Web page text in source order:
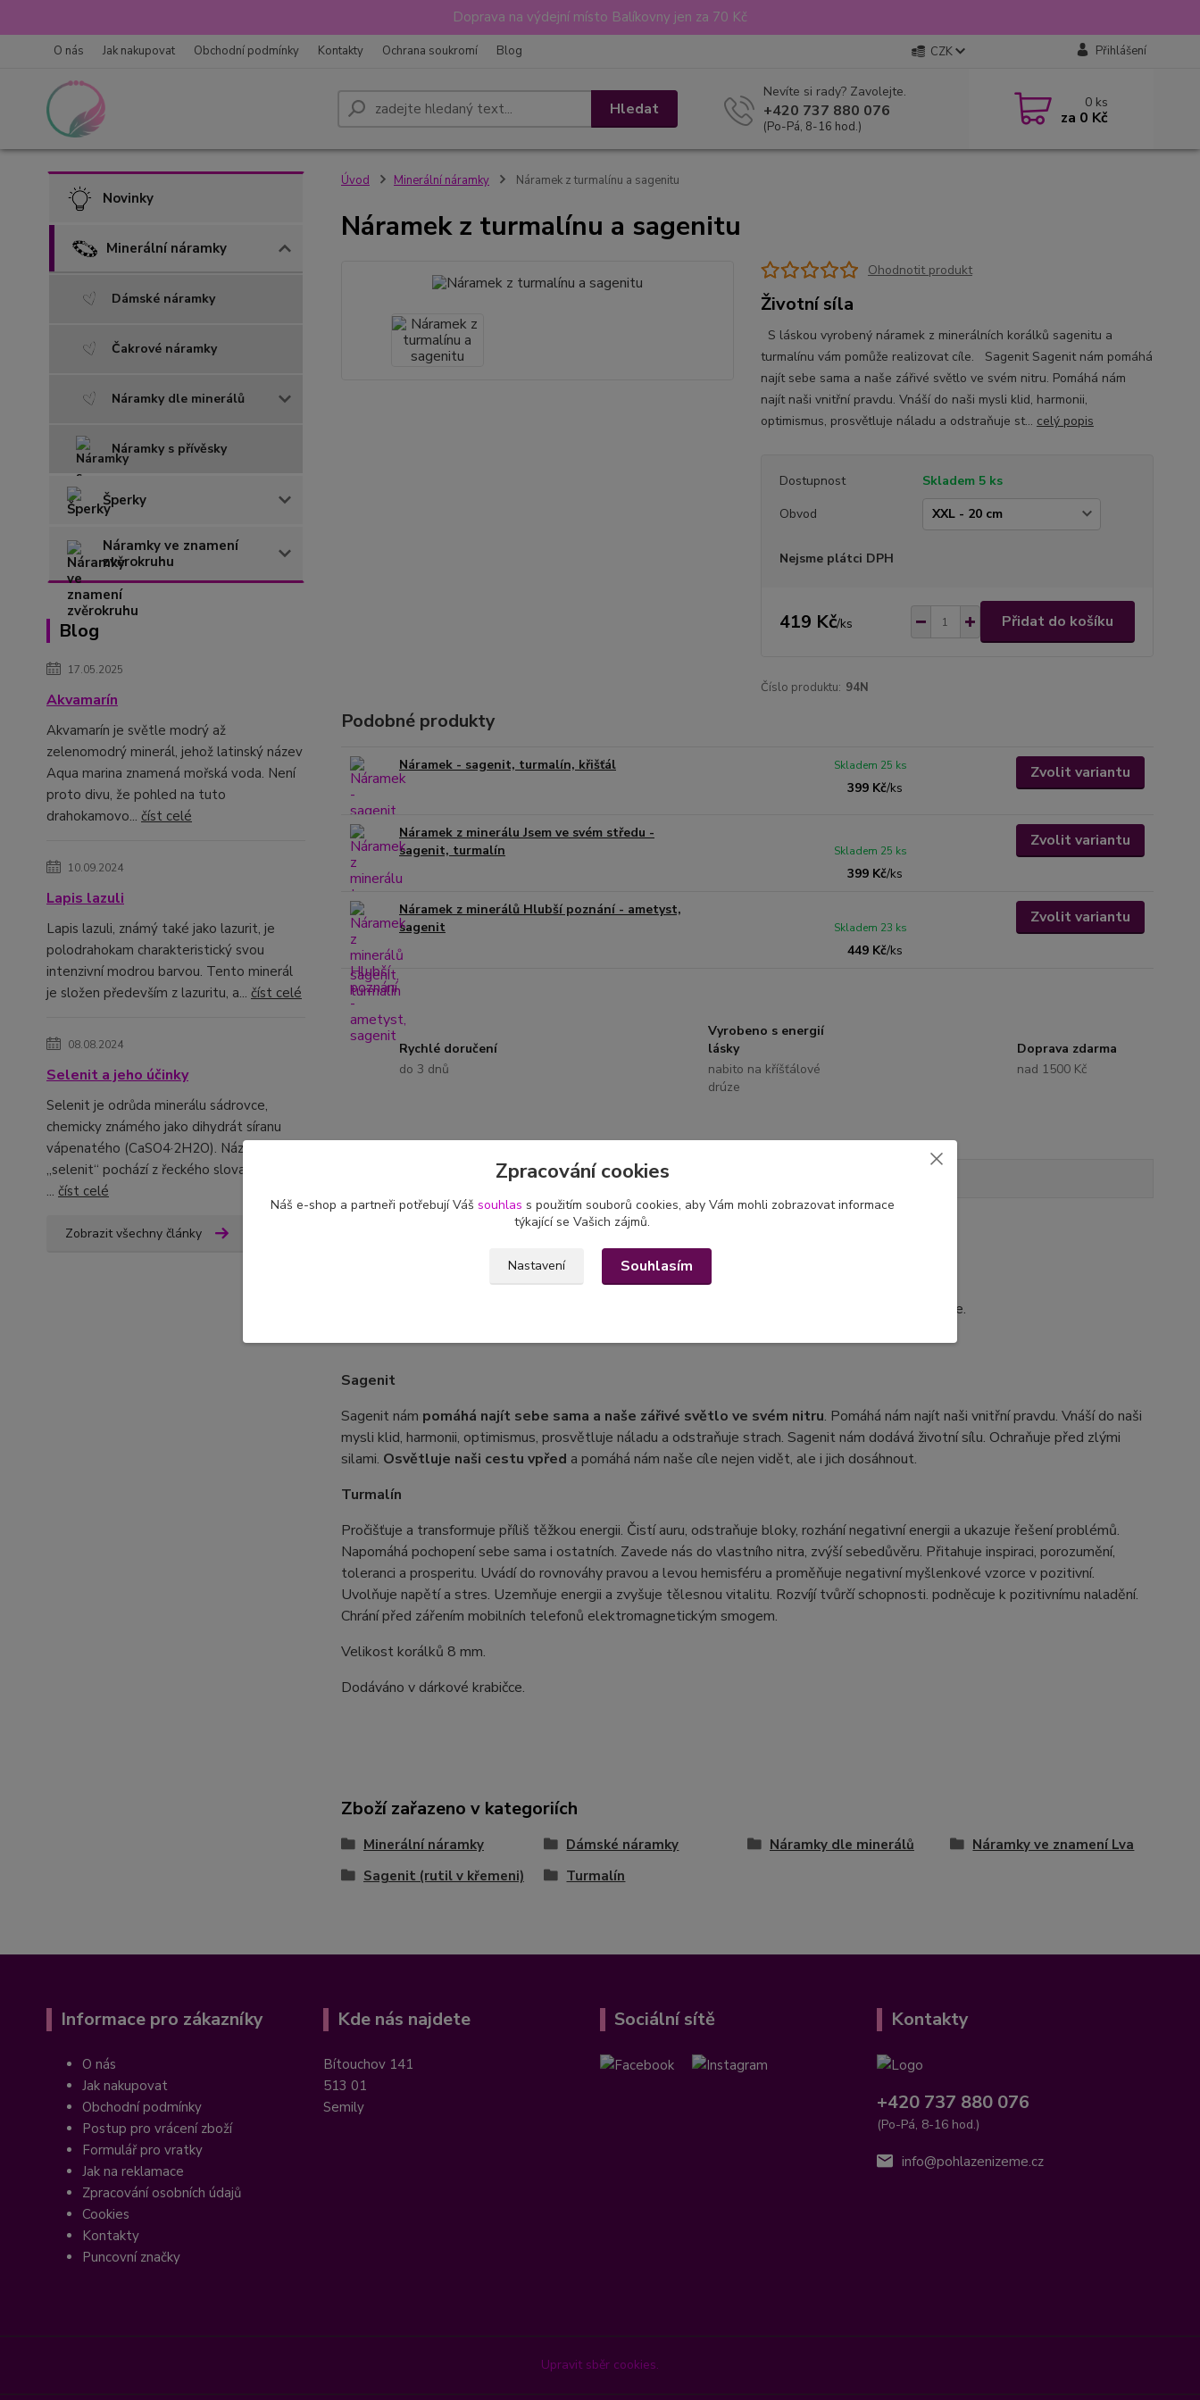
Doprava na výdejní místo Balíkovny jen za 70 Kč
O nás Jak nakupovat Obchodní podmínky Kontakty Ochrana soukromí Blog CZK Přihlášení
Hledat
Nevíte si rady? Zavolejte.
+420 737 880 076
(Po-Pá, 8-16 hod.)
0 ks
za 0 Kč
Novinky
Minerální náramky
Dámské náramky
Čakrové náramky
Náramky dle minerálů
Náramky s přívěsky
Šperky
Náramky ve znamení
zvěrokruhu
Blog
17.05.2025
Akvamarín
Akvamarín je světle modrý až
zelenomodrý minerál, jehož latinský název
Aqua marina znamená mořská voda. Není
proto divu, že pohled na tuto
drahokamovo... číst celé
10.09.2024
Lapis lazuli
Lapis lazuli, známý také jako lazurit, je
polodrahokam charakteristický svou
intenzivní modrou barvou. Tento minerál
je složen především z lazuritu, a... číst celé
08.08.2024
Selenit a jeho účinky
Selenit je odrůda minerálu sádrovce,
chemicky známého jako dihydrát síranu
vápenatého (CaSO4·2H2O). Název
„selenit“ pochází z řeckého slova „selene“,
... číst celé
Zobrazit všechny články
Úvod Minerální náramky Náramek z turmalínu a sagenitu
Náramek z turmalínu a sagenitu
Ohodnotit produkt
Životní síla
S láskou vyrobený náramek z minerálních korálků sagenitu a
turmalínu vám pomůže realizovat cíle. Sagenit Sagenit nám pomáhá
najít sebe sama a naše zářivé světlo ve svém nitru. Pomáhá nám
najít naši vnitřní pravdu. Vnáší do naši mysli klid, harmonii,
optimismus, prosvětluje náladu a odstraňuje st... celý popis
Dostupnost
Skladem 5 ks
Obvod
Nejsme plátci DPH
419 Kč/ks Přidat do košíku
Číslo produktu: 94N
Podobné produkty
Náramek - sagenit, turmalín, křišťál
399 Kč/ks
Skladem 25 ks Zvolit variantu
Náramek z minerálu Jsem ve svém středu -
sagenit, turmalín
399 Kč/ks
Skladem 25 ks
Zvolit variantu
Náramek z minerálů Hlubší poznání - ametyst,
sagenit
449 Kč/ks
Skladem 23 ks
Zvolit variantu
Rychlé doručení
do 3 dnů
Vyrobeno s energií
lásky
nabito na kříšťálové
drúze
Doprava zdarma
nad 1500 Kč
Kompletní specifikace
sagenitu a turmalínu vám pomůže realizovat cíle.
Sagenit
Sagenit nám pomáhá najít sebe sama a naše zářivé světlo ve svém nitru. Pomáhá nám najít naši vnitřní pravdu. Vnáší do naši
mysli klid, harmonii, optimismus, prosvětluje náladu a odstraňuje strach. Sagenit nám dodává životní sílu. Ochraňuje před zlými
silami. Osvětluje naši cestu vpřed a pomáhá nám naše cíle nejen vidět, ale i jich dosáhnout.
Turmalín
Pročišťuje a transformuje příliš těžkou energii. Čistí auru, odstraňuje bloky, rozhání negativní energii a ukazuje řešení problémů.
Napomáhá pochopení sebe sama i ostatních. Zavede nás do vlastního nitra, zvýší sebedůvěru. Přitahuje inspiraci, porozumění,
toleranci a prosperitu. Uvádí do rovnováhy pravou a levou hemisféru a proměňuje negativní myšlenkové vzorce v pozitivní.
Uvolňuje napětí a stres. Uzemňuje energii a zvyšuje tělesnou vitalitu. Rozvíjí tvůrčí schopnosti. podněcuje k pozitivnímu naladění.
Chrání před zářením mobilních telefonů elektromagnetickým smogem.
Velikost korálků 8 mm.
Dodáváno v dárkové krabičce.
Zboží zařazeno v kategoriích
Minerální náramky Dámské náramky Náramky dle minerálů
Náramky ve znamení Lva
Sagenit (rutil v křemeni)
Turmalín
Informace pro zákazníky
O nás
Jak nakupovat
Obchodní podmínky
Postup pro vrácení zboží
Formulář pro vratky
Jak na reklamace
Zpracování osobních údajů
Cookies
Kontakty
Puncovní značky
Kde nás najdete
Bítouchov 141
513 01
Semily
Sociální sítě Kontakty
+420 737 880 076
(Po-Pá, 8-16 hod.)
info@pohlazenizeme.cz
Upravit sběr cookies.
Zpracování cookies
Náš e-shop a partneři potřebují Váš souhlas s použitím souborů cookies, aby Vám mohli zobrazovat informace
týkající se Vašich zájmů.
Nastavení Souhlasím